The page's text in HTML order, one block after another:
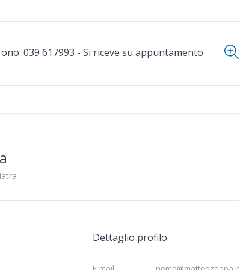
039 617993 - Si riceve su appuntamento
Dettaglio profilo